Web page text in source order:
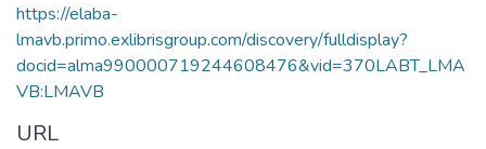
https://elaba-
lmavb.primo.exlibrisgroup.com/discovery/fulldisplay?
docid=alma990000719244608476&vid=370LABT_LMA
VB:LMAVB
URL